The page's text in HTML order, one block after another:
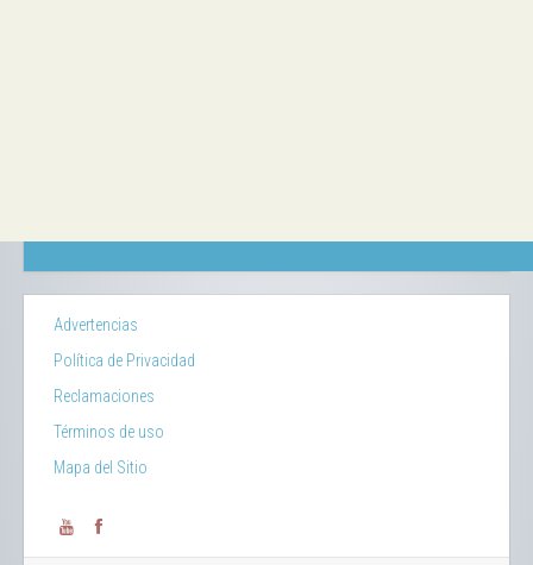
Advertencias
Política de Privacidad
Reclamaciones
Términos de uso
Mapa del Sitio